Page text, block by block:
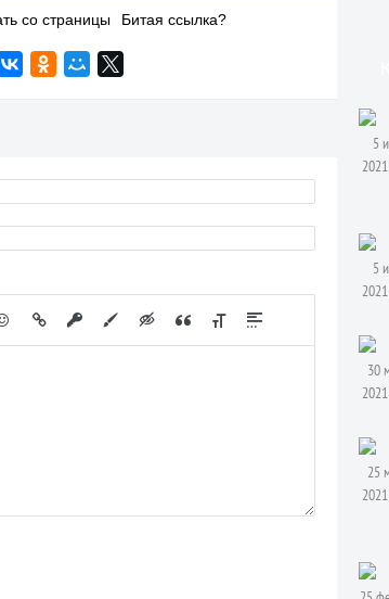
со страницы Битая ссылка?
5
5
30
25